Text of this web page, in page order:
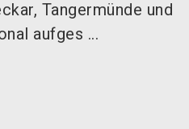
Tangermünde und
aufges ...